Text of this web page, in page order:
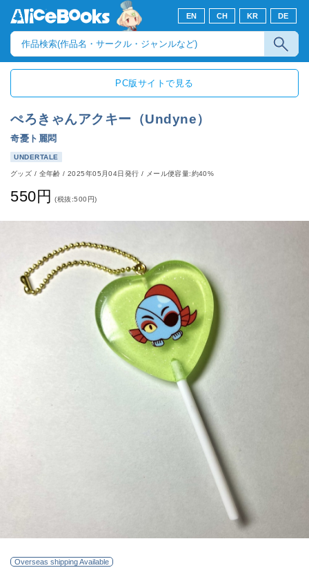
EN CH KR DE
PC版サイトで見る
ぺろきゃんアクキー（Undyne）
奇憂ト麗悶
UNDERTALE
グッズ / 全年齢/2025年05月04日発行 / メール便容量:約40%
550円 (税抜:500円)
Overseas shipping Available